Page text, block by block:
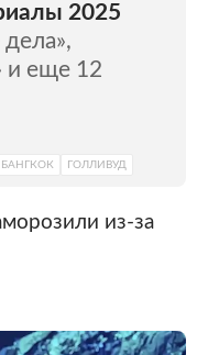
2025
и еще 12
БАНГКОК ГОЛЛИВУД
из-за